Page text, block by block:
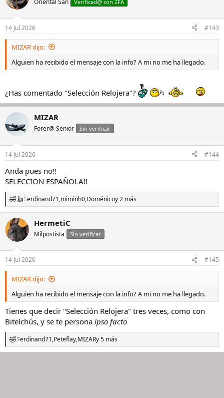
Oriental San Verificad@ con 2FA
14 Jul 2026 #143
MIZAR dijo:
Alguien ha recibido el mensaje con la info? A mi no me ha llegado.
¿Has comentado "Selección Relojera"?
MIZAR
Forer@ Senior Sin verificar
14 Jul 2026 #144
Anda pues no!!
SELECCION ESPAÑOLA!!
R
e
a
c
c
i
o
n
e
Ferdinand71,miminh0,Doménicoy 2 más
HermetiC
Milpostista Sin verificar
14 Jul 2026 #145
MIZAR dijo:
Alguien ha recibido el mensaje con la info? A mi no me ha llegado.
Tienes que decir "Selección Relojera" tres veces, como con
Bitelchús, y se te persona ipso facto
R
e
Ferdinand71,Peteflay,MIZARy 5 más